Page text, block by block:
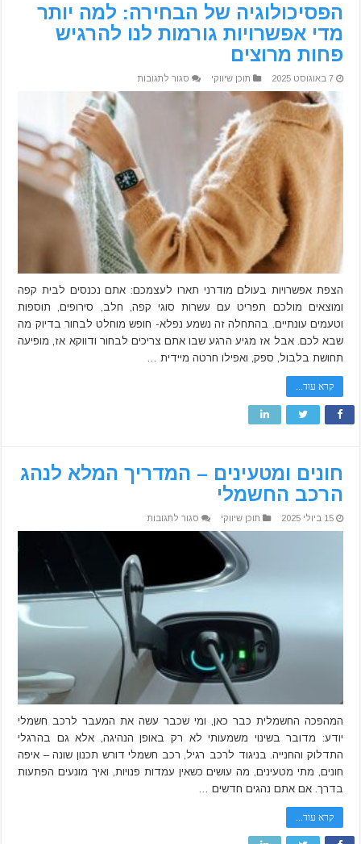
הפסיכולוגיה של הבחירה: למה יותר
מדי אפשרויות גורמות לנו להרגיש
פחות מרוצים
7 באוגוסט 2025 תוכן שיווקי סגור לתגובותעל
הבחירה:
אפשרויות
גורמות
לנו
להרגיש
פחות
מרוצים
הצפת אפשרויות בעולם מודרני תארו לעצמכם: אתם נכנסים לבית קפה
ומוצאים מולכם תפריט עם עשרות סוגי קפה, חלב, סירופים, תוספות
וטעמים עונתיים. בהתחלה זה נשמע נפלא- חופש מוחלט לבחור בדיוק מה
שבא לכם. אבל אז מגיע הרגע שבו אתם צריכים לבחור ודווקא אז, מופיעה
תחושת בלבול, ספק, ואפילו חרטה מיידית …
קרא עוד...
חונים ומטעינים – המדריך המלא לנהג
הרכב החשמלי
15 ביולי 2025 תוכן שיווקי סגור לתגובותעל
המדריך
המלא
לנהג
הרכב
החשמלי
המהפכה החשמלית כבר כאן, ומי שכבר עשה את המעבר לרכב חשמלי
יודע: מדובר בשינוי משמעותי לא רק באופן הנהיגה, אלא גם בהרגלי
התדלוק והחנייה. בניגוד לרכב רגיל, רכב חשמלי דורש תכנון שונה – איפה
חונים, מתי מטעינים, מה עושים כשאין עמדות פנויות, ואיך מונעים הפתעות
בדרך. אם אתם נהגים חדשים …
קרא עוד...